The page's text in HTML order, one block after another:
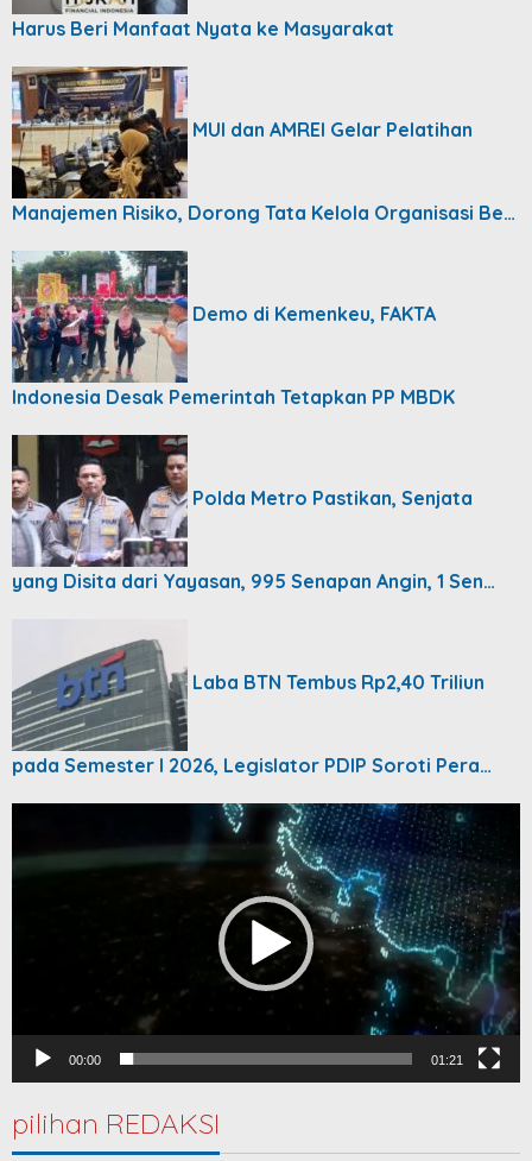
Harus Beri Manfaat Nyata ke Masyarakat
MUI dan AMREI Gelar Pelatihan
Manajemen Risiko, Dorong Tata Kelola Organisasi Be…
Demo di Kemenkeu, FAKTA
Indonesia Desak Pemerintah Tetapkan PP MBDK
Polda Metro Pastikan, Senjata
yang Disita dari Yayasan, 995 Senapan Angin, 1 Sen…
Laba BTN Tembus Rp2,40 Triliun
pada Semester I 2026, Legislator PDIP Soroti Pera…
00:00 01:21
pilihan REDAKSI